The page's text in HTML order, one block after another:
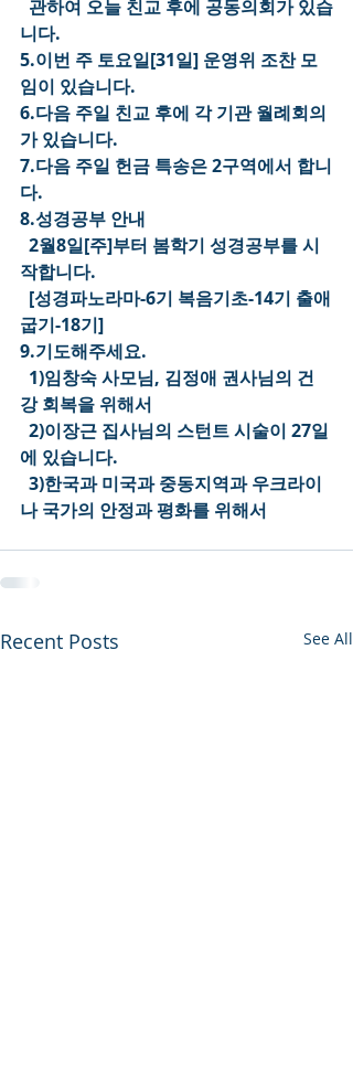
관하여 오늘 친교 후에 공동의회가 있습
니다.
5.이번 주 토요일[31일] 운영위 조찬 모
임이 있습니다.
6.다음 주일 친교 후에 각 기관 월례회의
가 있습니다.
7.다음 주일 헌금 특송은 2구역에서 합니
다.
8.성경공부 안내
2월8일[주]부터 봄학기 성경공부를 시
작합니다.
[성경파노라마-6기 복음기초-14기 출애
굽기-18기]
9.기도해주세요.
1)임창숙 사모님, 김정애 권사님의 건
강 회복을 위해서
2)이장근 집사님의 스턴트 시술이 27일
에 있습니다.
3)한국과 미국과 중동지역과 우크라이
나 국가의 안정과 평화를 위해서
Recent Posts See All